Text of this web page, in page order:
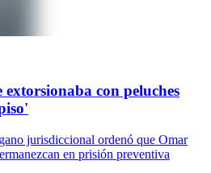
con peluches
jurisdiccional ordenó que Omar
en prisión preventiva